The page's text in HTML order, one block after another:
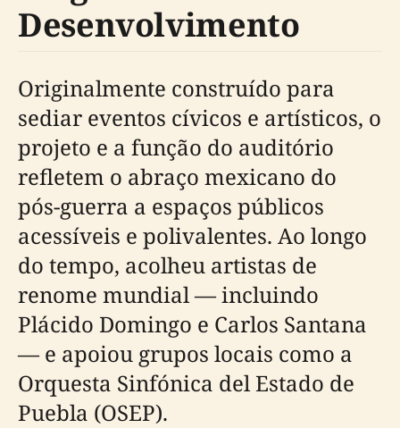
Desenvolvimento
Originalmente construído para
sediar eventos cívicos e artísticos, o
projeto e a função do auditório
refletem o abraço mexicano do
pós-guerra a espaços públicos
acessíveis e polivalentes. Ao longo
do tempo, acolheu artistas de
renome mundial — incluindo
Plácido Domingo e Carlos Santana
— e apoiou grupos locais como a
Orquesta Sinfónica del Estado de
Puebla (OSEP).